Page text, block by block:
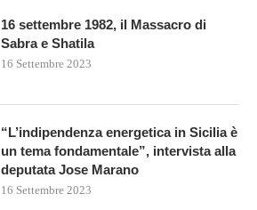
16 settembre 1982, il Massacro di
Sabra e Shatila
16 Settembre 2023
“L’indipendenza energetica in Sicilia è
un tema fondamentale”, intervista alla
deputata Jose Marano
16 Settembre 2023